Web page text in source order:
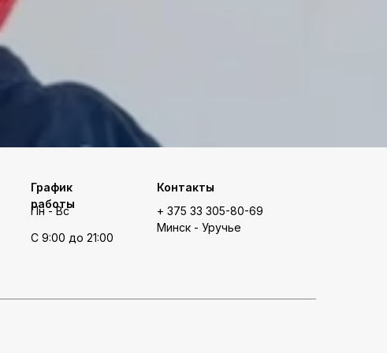
+ 375 33 305-80-69
Минск - Уручье
График
работы
Пн - Вс
С 9:00 до 21:00
Контакты